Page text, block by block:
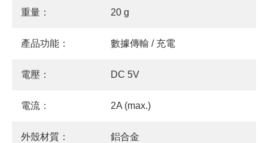
重量： 20 g
產品功能： 數據傳輸 / 充電
電壓： DC 5V
電流： 2A (max.)
外殼材質： 鋁合金